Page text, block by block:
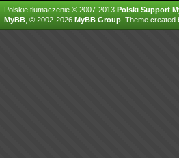
Polskie tłumaczenie © 2007-2013 Polski Support
MyBB , © 2002-2026 MyBB Group Theme created